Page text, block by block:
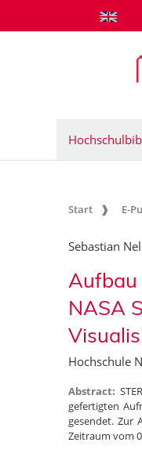
zum Inhalt springen
Start E-
Sebastian
Aufbau
NASA
Hochschule
Abstract:
gefertigten
gesendet. Zur
Zeitraum vom